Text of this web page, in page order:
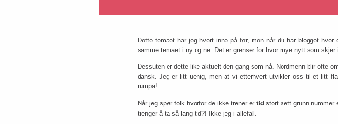
Dette temaet har jeg hvert inne på før, men når du har blogget
samme temaet i ny og ne. Det er grenser for hvor mye nytt som skjer
Dessuten er dette like aktuelt den gang som nå. Nordmenn blir ofte
dansk. Jeg er litt uenig, men at vi etterhvert utvikler oss til et litt
rumpa!
Når jeg spør folk hvorfor de ikke trener er tid stort sett grunn nummer
trenger å ta så lang tid?! Ikke jeg i allefall.